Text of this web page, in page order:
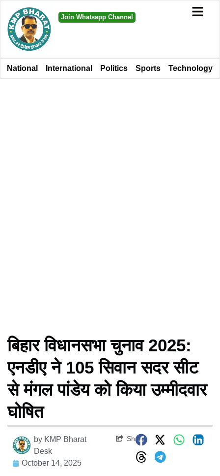
Join Whatsapp Channel
National International Politics Sports Technology
बिहार विधानसभा चुनाव 2025:
एनडीए ने 105 सिवान सदर सीट
से मंगल पांडेय को किया उम्मीदवार
घोषित
by KMP Bharat
Desk
October 14, 2025
Share